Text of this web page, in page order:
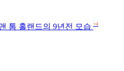
톰 홀랜드의 9년전 모습 +4